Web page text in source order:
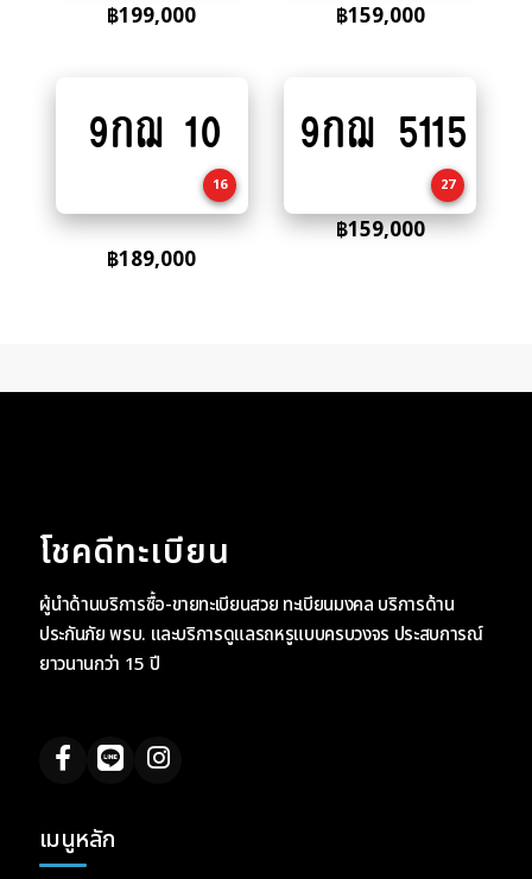
฿199,000 ฿159,000
9กฌ 10
16
฿189,000
to
9กฌ 5115
27
฿159,000
โชคดีทะเบียน
ผู้นำด้านบริการซื้อ-ขายทะเบียนสวย ทะเบียนมงคล บริการด้าน
ประกันภัย พรบ. และบริการดูแลรถหรูแบบครบวงจร ประสบการณ์
ยาวนานกว่า 15 ปี
เมนูหลัก